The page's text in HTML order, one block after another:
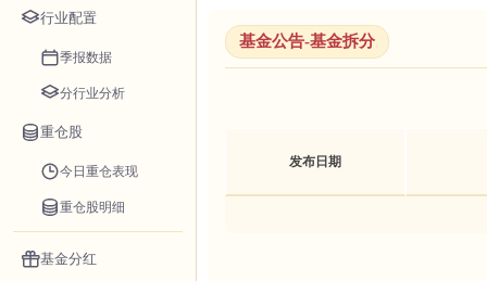
行业配置
季报数据
分行业分析
重仓股
今日重仓表现
重仓股明细
基金分红
基金公告-基金拆分
发布日期